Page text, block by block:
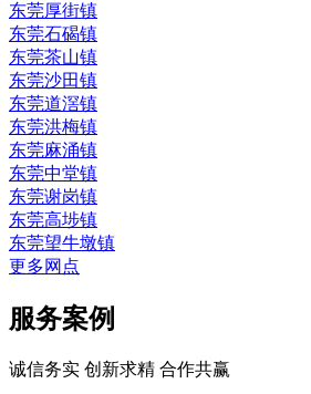
东莞厚街镇
东莞石碣镇
东莞茶山镇
东莞沙田镇
东莞道滘镇
东莞洪梅镇
东莞麻涌镇
东莞中堂镇
东莞谢岗镇
东莞高埗镇
东莞望牛墩镇
更多网点
服务案例
诚信务实 创新求精 合作共赢